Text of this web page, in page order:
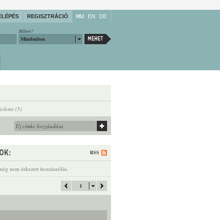
REGISZTRÁCIÓ HU EN DE
Miben?
Mindenben
(5)
RSS
nem érkezett hozzászólás.
1